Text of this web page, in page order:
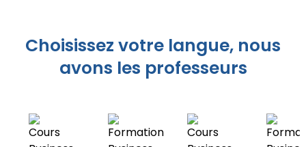
Choisissez votre langue, nous
avons les professeurs